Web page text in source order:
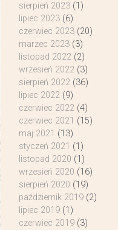
sierpień 2023(1)
lipiec 2023(6)
czerwiec 2023(20)
marzec 2023(3)
listopad 2022(2)
wrzesień 2022(3)
sierpień 2022(36)
lipiec 2022(9)
czerwiec 2022(4)
czerwiec 2021 (15)
maj 2021 (13)
styczeń 2021 (1)
listopad 2020 (1)
wrzesień 2020 (16)
sierpień 2020 (19)
październik 2019(2)
lipiec 2019(1)
czerwiec 2019(3)